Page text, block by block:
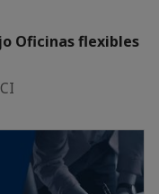
Oficinas flexibles